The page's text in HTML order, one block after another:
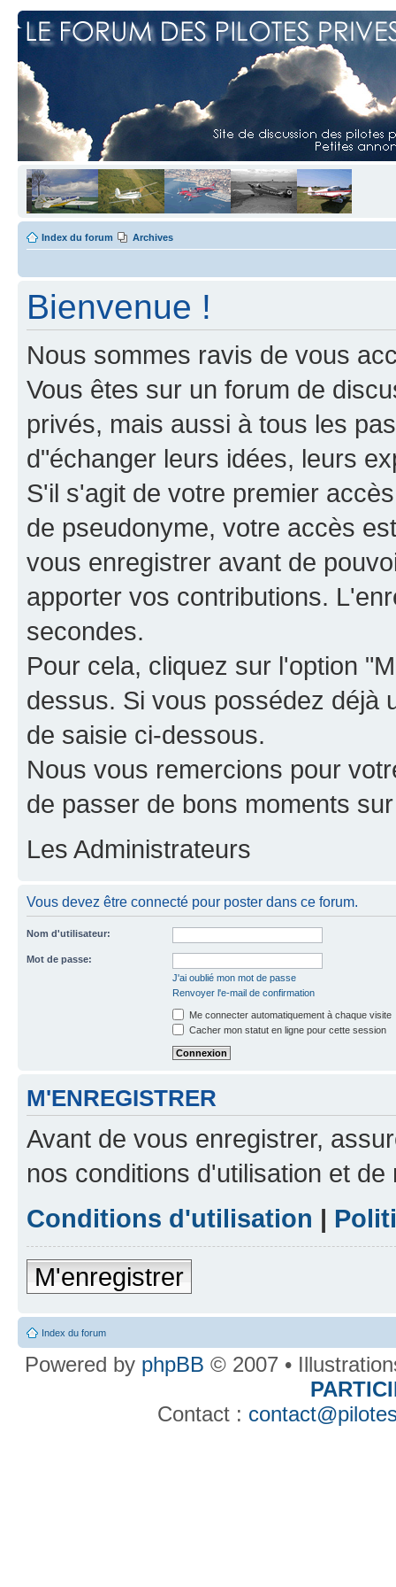
Index du forum Archives
Bienvenue !
Nous sommes ravis de vous
Vous êtes sur un forum de
privés, mais aussi à tous les
d"échanger leurs idées, leurs
S'il s'agit de votre premier
de pseudonyme, votre accès
vous enregistrer avant de
apporter vos contributions.
secondes.
Pour cela, cliquez sur l'option
dessus. Si vous possédez déjà
de saisie ci-dessous.
Nous vous remercions pour
de passer de bons moments
Les Administrateurs
Vous devez être connecté pour poster dans ce forum.
Nom d'utilisateur:
Mot de passe:
J'ai oublié mon mot de passe
Renvoyer l'e-mail de confirmation
Me connecter automatiquement à chaque visite
Cacher mon statut en ligne pour cette session
M'ENREGISTRER
Avant de vous enregistrer,
nos conditions d'utilisation et
Conditions d'utilisation |
M'enregistrer
Index du forum
Powered by phpBB © 2007 •
Contact :